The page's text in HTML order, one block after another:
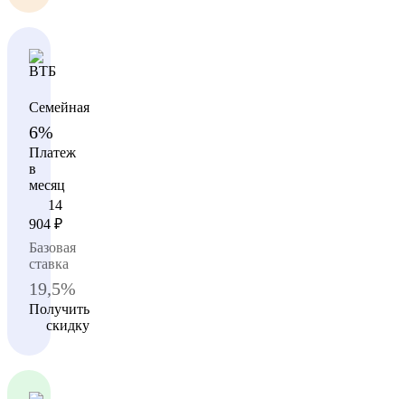
Семейная
6%
Платеж
в
месяц
14
904 ₽
Базовая
ставка
19,5%
Получить
скидку